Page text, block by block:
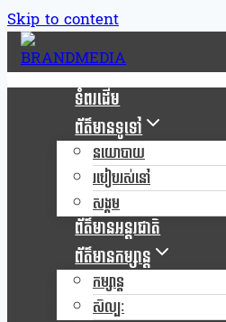
Skip to content
ទំពរដើម
ព័ត៌មានទូទៅ
នយោបាយ
របៀបរស់នៅ
សង្គម
ព័ត៌មានអន្តរជាតិ
ព័ត៌មានកម្សាន្ត
កម្សាន្ត
សិល្បៈ